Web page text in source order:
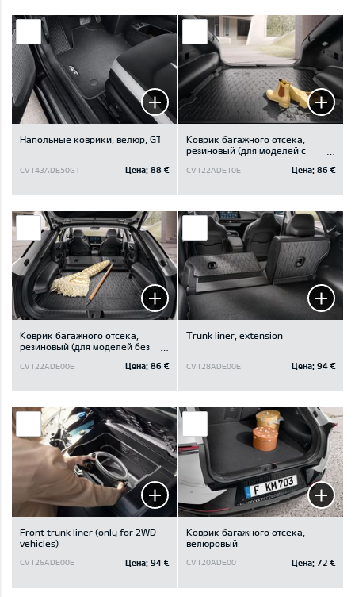
Напольные коврики, велюр, GT
CV143ADE50GT Цена: 88 €
Коврик багажного отсека,
резиновый (для моделей с
багажного отсека)
CV122ADE10E Цена: 86 €
Коврик багажного отсека,
резиновый (для моделей без
багажного отсека)
CV122ADE00E Цена: 86 €
Trunk liner, extension
CV128ADE00E Цена: 94 €
Front trunk liner (only for 2WD
vehicles)
CV126ADE00E Цена: 94 €
Коврик багажного отсека,
велюровый
CV120ADE00 Цена: 72 €